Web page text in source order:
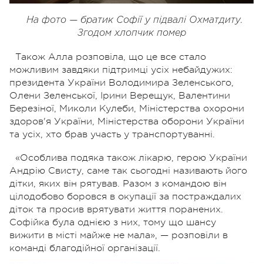
На фото — братик Софії у підвалі Охматдиту.
Згодом хлопчик помер
Також Алла розповіла, що це все стало
можливим завдяки підтримці усіх небайдужих:
президента України Володимира Зеленського,
Олени Зеленської, Ірини Верещук, Валентини
Березіної, Миколи Кулеби, Міністерства охорони
здоров'я України, Міністерства оборони України
та усіх, хто брав участь у транспортуванні.
«Особлива подяка також лікарю, герою України
Андрію Свисту, саме так сьогодні називають його
дітки, яких він рятував. Разом з командою він
цілодобово боровся в окупації за постраждалих
діток та просив врятувати життя поранених.
Софійка була однією з них, тому що шансу
вижити в місті майже не мала», — розповіли в
команді благодійної організації.